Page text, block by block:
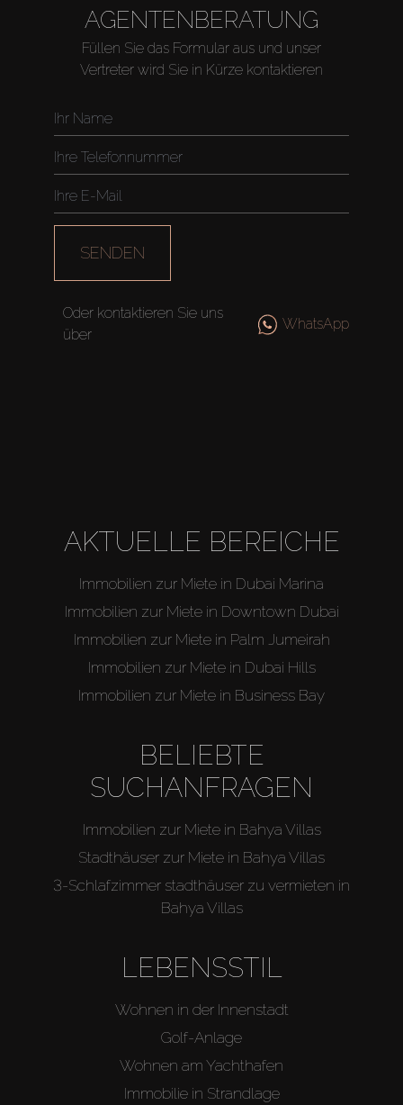
AGENTENBERATUNG
Füllen Sie das Formular aus und unser
Vertreter wird Sie in Kürze kontaktieren
SENDEN
Oder kontaktieren Sie uns
über
WhatsApp
AKTUELLE BEREICHE
Immobilien zur Miete in Dubai Marina
Immobilien zur Miete in Downtown Dubai
Immobilien zur Miete in Palm Jumeirah
Immobilien zur Miete in Dubai Hills
Immobilien zur Miete in Business Bay
BELIEBTE
SUCHANFRAGEN
Immobilien zur Miete in Bahya Villas
Stadthäuser zur Miete in Bahya Villas
3-Schlafzimmer stadthäuser zu vermieten in
Bahya Villas
LEBENSSTIL
Wohnen in der Innenstadt
Golf-Anlage
Wohnen am Yachthafen
Immobilie in Strandlage